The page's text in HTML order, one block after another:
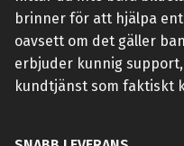
brinner för att hjälpa
oavsett om det gäller
erbjuder kunnig
kundtjänst som faktiskt